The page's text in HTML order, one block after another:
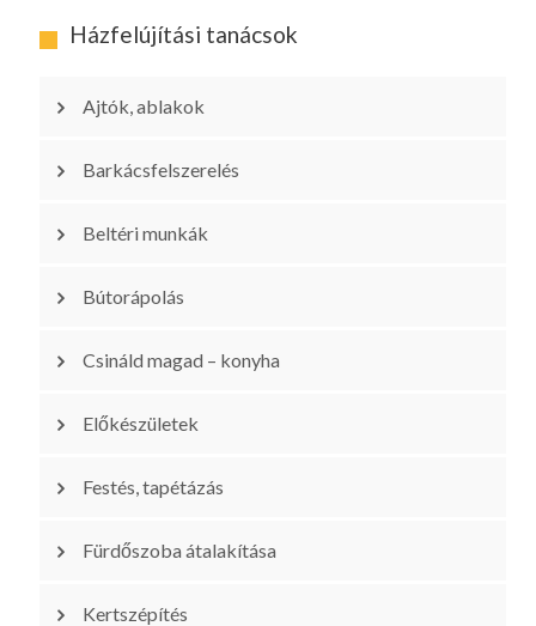
Házfelújítási tanácsok
Ajtók, ablakok
Barkácsfelszerelés
Beltéri munkák
Bútorápolás
Csináld magad – konyha
Előkészületek
Festés, tapétázás
Fürdőszoba átalakítása
Kertszépítés